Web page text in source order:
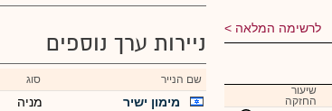
לרשימה המלאה
שיעור
החזקה
ניירות ערך נוספים
שם הנייר סוג
מימון ישיר מניה